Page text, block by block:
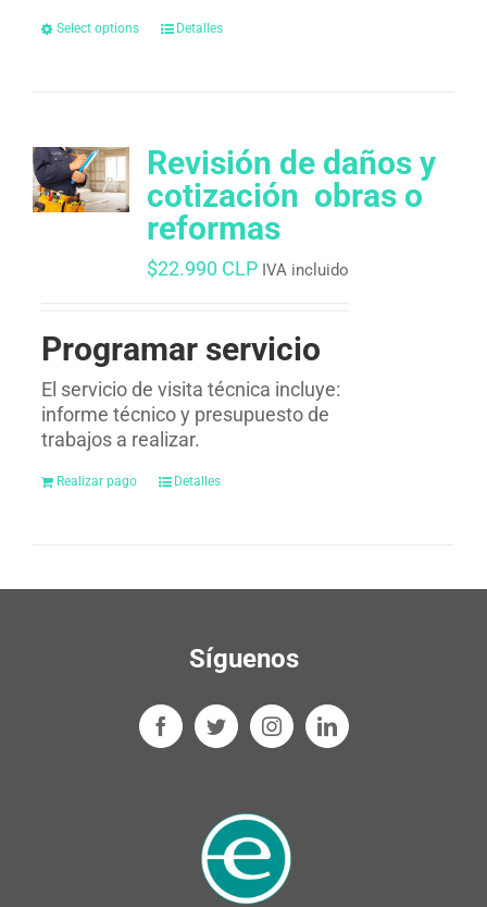
Select options Detalles
Revisión de daños y
cotización  obras o
reformas
$22.990 CLP IVA incluido
Programar servicio
El servicio de visita técnica incluye:
informe técnico y presupuesto de
trabajos a realizar.
Realizar pago Detalles
Síguenos